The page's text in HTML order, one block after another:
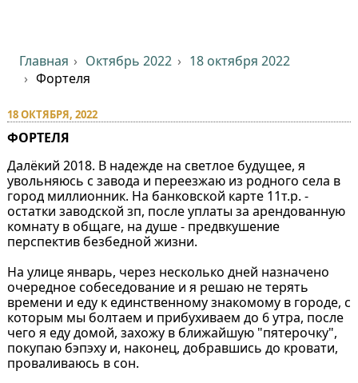
Главная Октябрь 2022
18 октября 2022
Фортеля
18 ОКТЯБРЯ, 2022
ФОРТЕЛЯ
Далёкий 2018. В надежде на светлое будущее, я
увольняюсь с завода и переезжаю из родного села в
город миллионник. На банковской карте 11т.р. -
остатки заводской зп, после уплаты за арендованную
комнату в общаге, на душе - предвкушение
перспектив безбедной жизни.
На улице январь, через несколько дней назначено
очередное собеседование и я решаю не терять
времени и еду к единственному знакомому в городе, с
которым мы болтаем и прибухиваем до 6 утра, после
чего я еду домой, захожу в ближайшую "пятерочку",
покупаю бэпэху и, наконец, добравшись до кровати,
проваливаюсь в сон.